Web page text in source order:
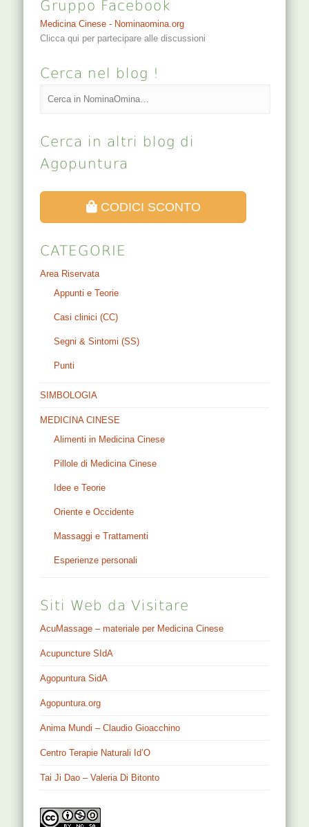
Accedi
Password dimenticata?
Prenota un Trattamento
Gruppo Facebook
Clicca qui per partecipare alle discussioni
CODICI SCONTO
CATEGORIE
Area Riservata
Appunti e Teorie
Casi clinici (CC)
Segni & Sintomi (SS)